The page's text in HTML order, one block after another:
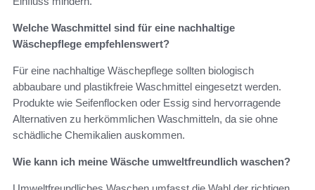
Welche Waschmittel sind für eine nachhaltige
Wäschepflege empfehlenswert?
Für eine nachhaltige Wäschepflege sollten biologisch
abbaubare und plastikfreie Waschmittel eingesetzt werden.
Produkte wie Seifenflocken oder Essig sind hervorragende
Alternativen zu herkömmlichen Waschmitteln, da sie ohne
schädliche Chemikalien auskommen.
Wie kann ich meine Wäsche umweltfreundlich waschen?